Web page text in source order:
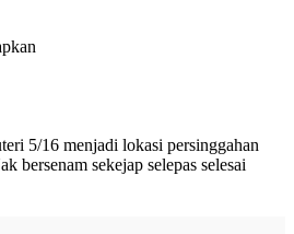
5/16 menjadi lokasi persinggahan
bersenam sekejap selepas selesai